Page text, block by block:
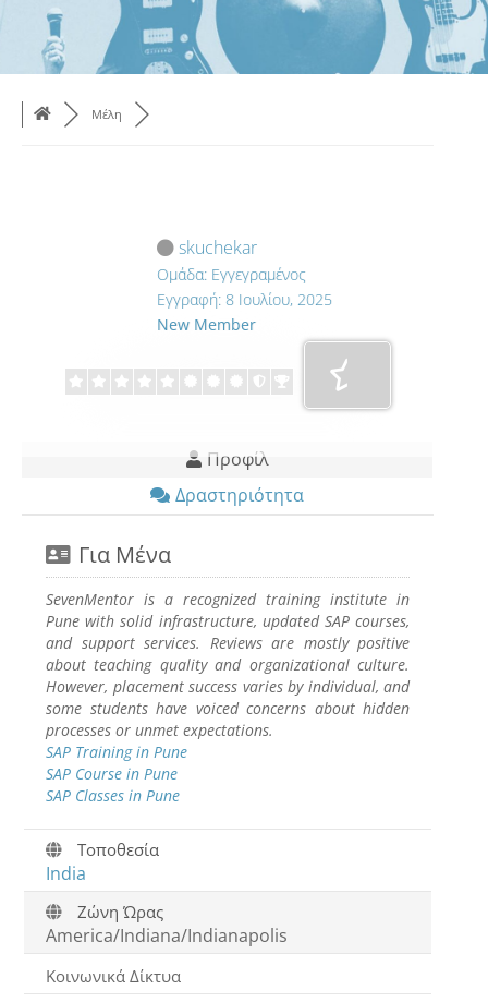
Μέλη
skuchekar
Ομάδα: Εγγεγραμένος
Εγγραφή: 8 Ιουλίου, 2025
New Member
Προφίλ
Δραστηριότητα
Για Μένα
SevenMentor is a recognized training institute in
Pune with solid infrastructure, updated SAP courses,
and support services. Reviews are mostly positive
about teaching quality and organizational culture.
However, placement success varies by individual, and
some students have voiced concerns about hidden
processes or unmet expectations.
SAP Training in Pune
SAP Course in Pune
SAP Classes in Pune
Τοποθεσία
India
Ζώνη Ώρας
America/Indiana/Indianapolis
Κοινωνικά Δίκτυα